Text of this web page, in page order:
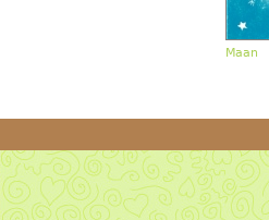
Maan